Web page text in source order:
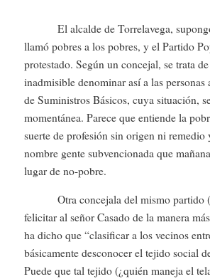
El alcalde de Torrelavega,
llamó pobres a los pobres, y el Partido
protestado. Según un concejal, se trata
inadmisible denominar así a las
de Suministros Básicos, cuya situación,
momentánea. Parece que entiende la
suerte de profesión sin origen ni remedio
nombre gente subvencionada que
lugar de no-pobre.
Otra concejala del mismo partido
felicitar al señor Casado de la manera
ha dicho que “clasificar a los vecinos
básicamente desconocer el tejido social
Puede que tal tejido (¿quién maneja el